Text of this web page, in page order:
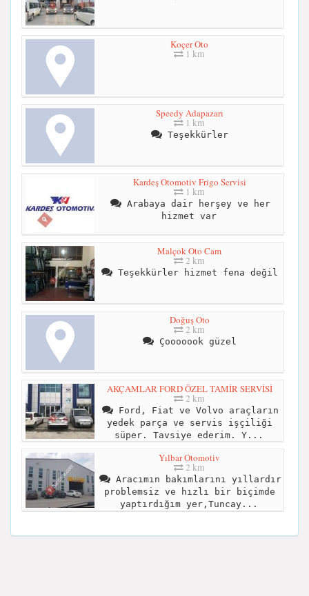
Koçer Oto
1 km
Speedy Adapazarı
1 km
Teşekkürler
Kardeş Otomotiv Frigo Servisi
1 km
Arabaya dair herşey ve her
hizmet var
Malçok Oto Cam
2 km
Teşekkürler hizmet fena değil
Doğuş Oto
2 km
Çooooook güzel
AKÇAMLAR FORD ÖZEL TAMİR SERVİSİ
2 km
Ford, Fiat ve Volvo araçların
yedek parça ve servis işçiliği
süper. Tavsiye ederim. Y...
Yılbar Otomotiv
2 km
Aracımın bakımlarını yıllardır
problemsiz ve hızlı bir biçimde
yaptırdığım yer,Tuncay...